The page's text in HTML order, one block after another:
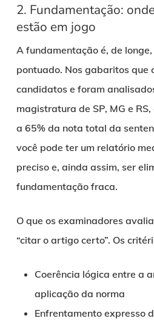
2. Fundamentação:
estão em jogo
A fundamentação é, de
pontuado. Nos gabaritos que
candidatos e foram
magistratura de SP, MG e
a 65% da nota total da
você pode ter um relatório
preciso e, ainda assim, ser
fundamentação fraca.
O que os examinadores
“citar o artigo certo”. Os
Coerência lógica entre a
aplicação da norma
Enfrentamento expresso